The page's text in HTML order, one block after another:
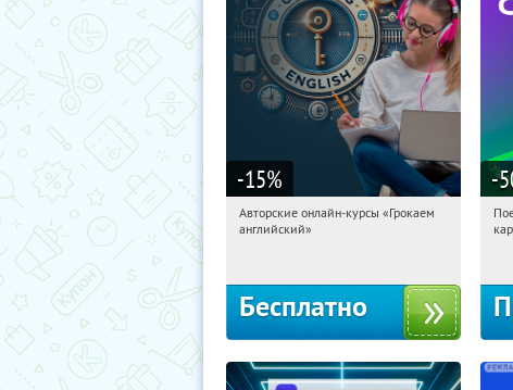
-15%
00:03:50 Получили:
Авторские онлайн-курсы «Грокаем
английский»
Бесплатно
-